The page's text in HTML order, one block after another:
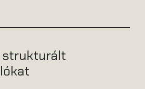
strukturált